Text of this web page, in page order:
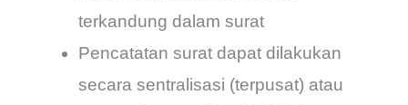
terkandung dalam surat
Pencatatan surat dapat dilakukan
secara sentralisasi (terpusat) atau